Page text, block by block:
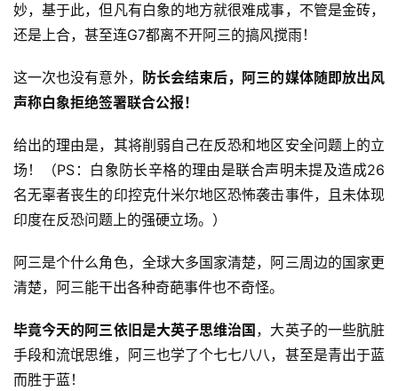
妙，基于此，但凡有白象的地方就很难成事，不管是金砖，
还是上合，甚至连G7都离不开阿三的搞风搅雨！
这一次也没有意外，
防长会结束后，阿三的媒体随即放出风
声称白象拒绝签署联合公报！
给出的理由是，其将削弱自己在反恐和地区安全问题上的立
场！（PS：白象防长辛格的理由是联合声明未提及造成26
名无辜者丧生的印控克什米尔地区恐怖袭击事件，且未体现
印度在反恐问题上的强硬立场。）
阿三是个什么角色，全球大多国家清楚，阿三周边的国家更
清楚，阿三能干出各种奇葩事件也不奇怪。
毕竟今天的阿三依旧是大英子思维治国 ，大英子的一些肮脏
手段和流氓思维，阿三也学了个七七八八，甚至是青出于蓝
而胜于蓝！